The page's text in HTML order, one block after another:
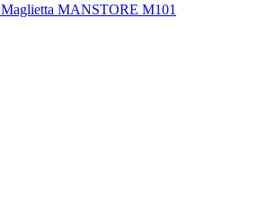
Maglietta MANSTORE M101